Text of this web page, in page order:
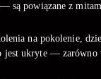
są powiązane z
na pokolenie,
ukryte — zarówno